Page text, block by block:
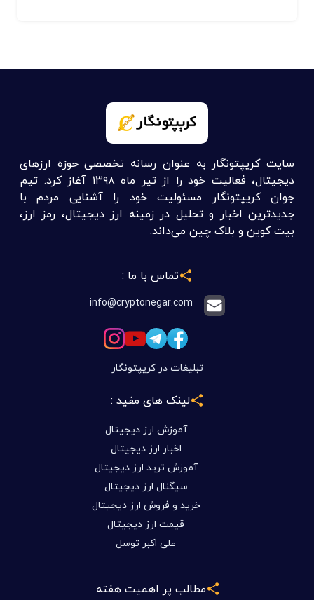
سایت کریپتونگار به عنوان رسانه تخصصی حوزه ارزهای
دیجیتال، فعالیت خود را از تیر ماه ۱۳۹۸ آغاز کرد. تیم
جوان کریپتونگار مسئولیت خود را آشنایی مردم با
جدیدترین اخبار و تحلیل در زمینه ارز دیجیتال، رمز ارز،
بیت کوین و بلاک چین می‌داند.
تماس با ما :
info@cryptonegar.com
تبلیغات در کریپتونگار
لینک های مفید :
آموزش ارز دیجیتال
اخبار ارز دیجیتال
آموزش ترید ارز دیجیتال
سیگنال ارز دیجیتال
خرید و فروش ارز دیجیتال
قیمت ارز دیجیتال
علی اکبر توسل
مطالب پر اهمیت هفته: